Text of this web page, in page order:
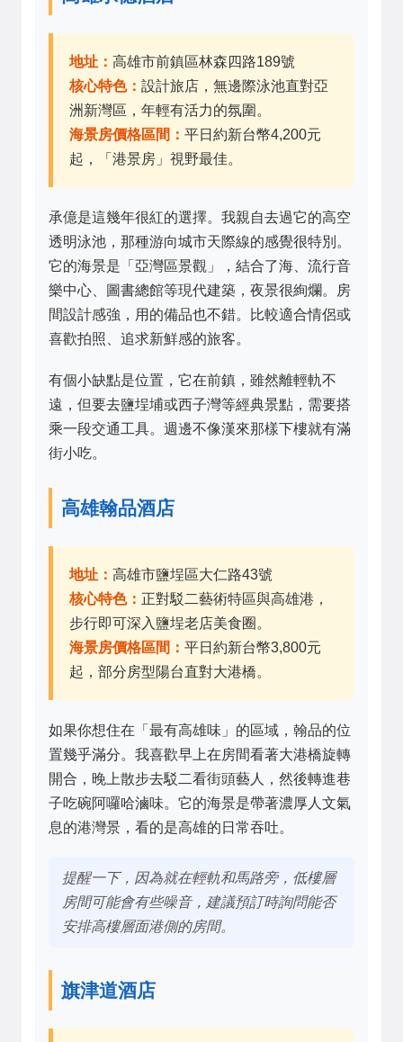
地址： 高雄市前鎮區林森四路189號
核心特色： 設計旅店，無邊際泳池直對亞
洲新灣區，年輕有活力的氛圍。
海景房價格區間： 平日約新台幣4,200元
起，「港景房」視野最佳。
承億是這幾年很紅的選擇。我親自去過它的高空
透明泳池，那種游向城市天際線的感覺很特別。
它的海景是「亞灣區景觀」，結合了海、流行音
樂中心、圖書總館等現代建築，夜景很絢爛。房
間設計感強，用的備品也不錯。比較適合情侶或
喜歡拍照、追求新鮮感的旅客。
有個小缺點是位置，它在前鎮，雖然離輕軌不
遠，但要去鹽埕埔或西子灣等經典景點，需要搭
乘一段交通工具。週邊不像漢來那樣下樓就有滿
街小吃。
高雄翰品酒店
地址： 高雄市鹽埕區大仁路43號
核心特色： 正對駁二藝術特區與高雄港，
步行即可深入鹽埕老店美食圈。
海景房價格區間： 平日約新台幣3,800元
起，部分房型陽台直對大港橋。
如果你想住在「最有高雄味」的區域，翰品的位
置幾乎滿分。我喜歡早上在房間看著大港橋旋轉
開合，晚上散步去駁二看街頭藝人，然後轉進巷
子吃碗阿囉哈滷味。它的海景是帶著濃厚人文氣
息的港灣景，看的是高雄的日常吞吐。
提醒一下，因為就在輕軌和馬路旁，低樓層
房間可能會有些噪音，建議預訂時詢問能否
安排高樓層面港側的房間。
旗津道酒店